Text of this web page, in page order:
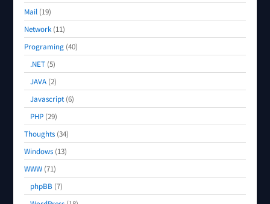
Mail (19)
Network (11)
Programing (40)
.NET (5)
JAVA (2)
Javascript (6)
PHP (29)
Thoughts (34)
Windows (13)
WWW (71)
phpBB (7)